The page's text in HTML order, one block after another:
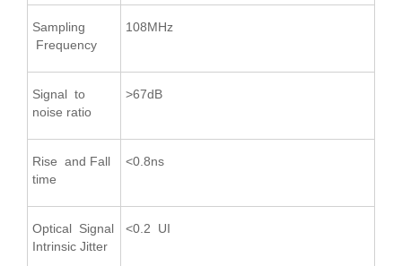
Sampling
Frequency
108MHz
Signal to
noise ratio
>67dB
Rise and Fall
time
<0.8ns
Optical Signal
Intrinsic Jitter
<0.2 UI